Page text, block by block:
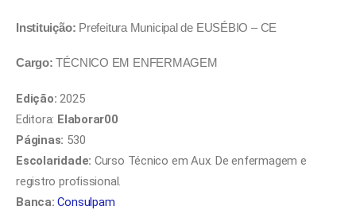
Instituição: Prefeitura Municipal de EUSÉBIO – CE
Cargo:TÉCNICO EM ENFERMAGEM
Edição:2025
Editora: Elaborar00
Páginas: 530
Escolaridade: Curso Técnico em Aux. De enfermagem e
registro profissional.
Banca:Consulpam